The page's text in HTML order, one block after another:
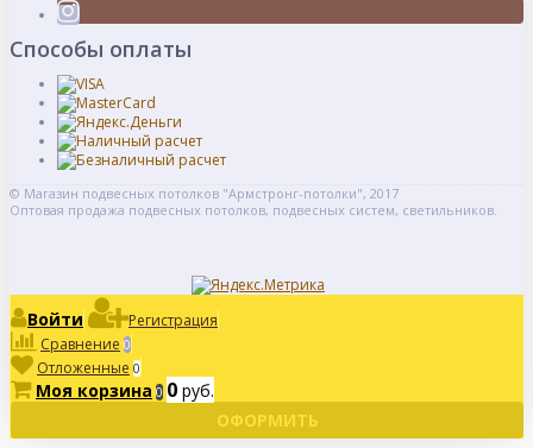
Способы оплаты
© Магазин подвесных потолков "Армстронг-потолки", 2017
Оптовая продажа подвесных потолков, подвесных систем, светильников.
Войти
Регистрация
Сравнение 0
Отложенные 0
Моя корзина 0 0 руб.
ОФОРМИТЬ